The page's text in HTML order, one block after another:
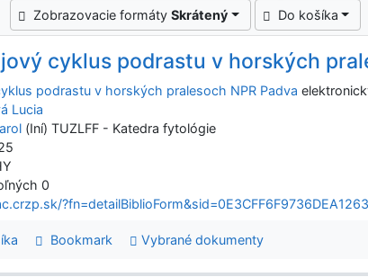
Zobrazovacie formátySkrátený Do košíka
cyklus podrastu v horských
podrastu v horských pralesoch NPR Padva
Lucia
(Iní) TUZLFF - Katedra fytológie
0
Bookmark Vybrané dokumenty